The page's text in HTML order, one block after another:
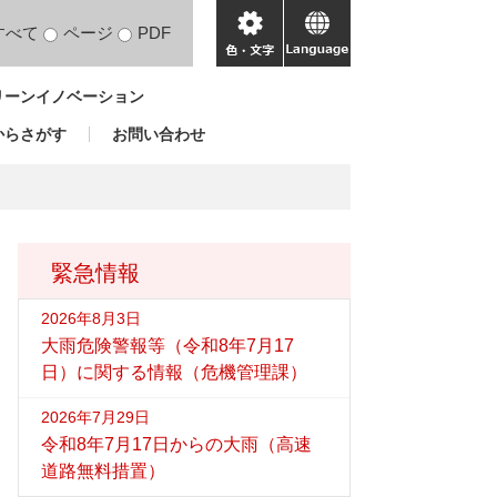
べて ページ PDF
色・
文
language
ンイノベーション
らさがす お問い合わせ
緊急情報
2026年8月3日
大雨危険警報等（令和8年7月17
日）に関する情報（危機管理課）
2026年7月29日
令和8年7月17日からの大雨（高速
道路無料措置）